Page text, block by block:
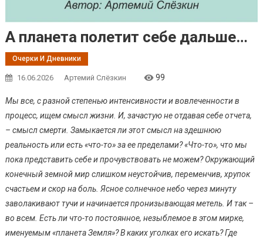
А планета полетит себе дальше…
Очерки И Дневники
16.06.2026 Артемий Слёзкин 99
Мы все, с разной степенью интенсивности и вовлеченности в
процесс, ищем смысл жизни. И, зачастую не отдавая себе отчета,
– смысл смерти. Замыкается ли этот смысл на здешнюю
реальность или есть «что-то» за ее пределами? «Что-то», что мы
пока представить себе и прочувствовать не можем? Окружающий
конечный земной мир слишком неустойчив, переменчив, хрупок
счастьем и скор на боль. Ясное солнечное небо через минуту
заволакивают тучи и начинается пронизывающая метель. И так –
во всем. Есть ли что-то постоянное, незыблемое в этом мирке,
именуемым «планета Земля»? В каких уголках его искать? Где